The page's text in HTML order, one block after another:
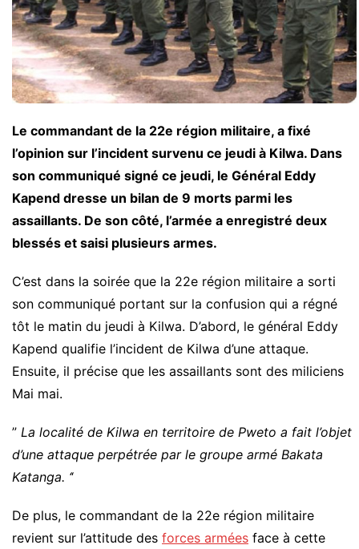
Le commandant de la 22e région militaire, a fixé
l’opinion sur l’incident survenu ce jeudi à Kilwa. Dans
son communiqué signé ce jeudi, le Général Eddy
Kapend dresse un bilan de 9 morts parmi les
assaillants. De son côté, l’armée a enregistré deux
blessés et saisi plusieurs armes.
C’est dans la soirée que la 22e région militaire a sorti
son communiqué portant sur la confusion qui a régné
tôt le matin du jeudi à Kilwa. D’abord, le général Eddy
Kapend qualifie l’incident de Kilwa d’une attaque.
Ensuite, il précise que les assaillants sont des miliciens
Mai mai.
” La localité de Kilwa en territoire de Pweto a fait l’objet
d’une attaque perpétrée par le groupe armé Bakata
Katanga. ‘‘
De plus, le commandant de la 22e région militaire
revient sur l’attitude des forces armées face à cette